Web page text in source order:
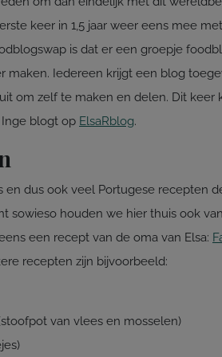
keer in 1,5 jaar weer eens mee
is dat er een groepje
maken. Iedereen krijgt een blog
om zelf te maken en delen. Dit keer
Inge blogt op ElsaRblog.
en dus ook veel Portugese recepten
sowieso houden we hier thuis ook
een recept van de oma van Elsa:
recepten zijn bijvoorbeeld:
van vlees en mosselen)